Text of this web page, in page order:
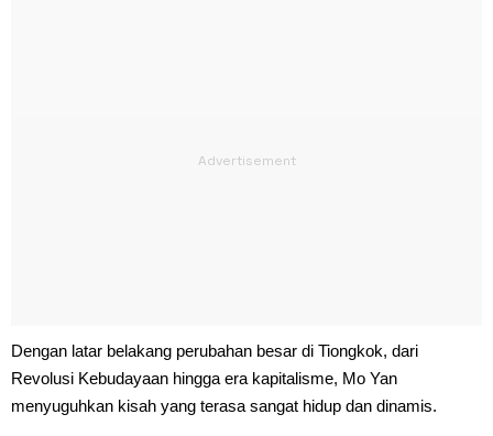
Dengan latar belakang perubahan besar di Tiongkok, dari
Revolusi Kebudayaan hingga era kapitalisme, Mo Yan
menyuguhkan kisah yang terasa sangat hidup dan dinamis.